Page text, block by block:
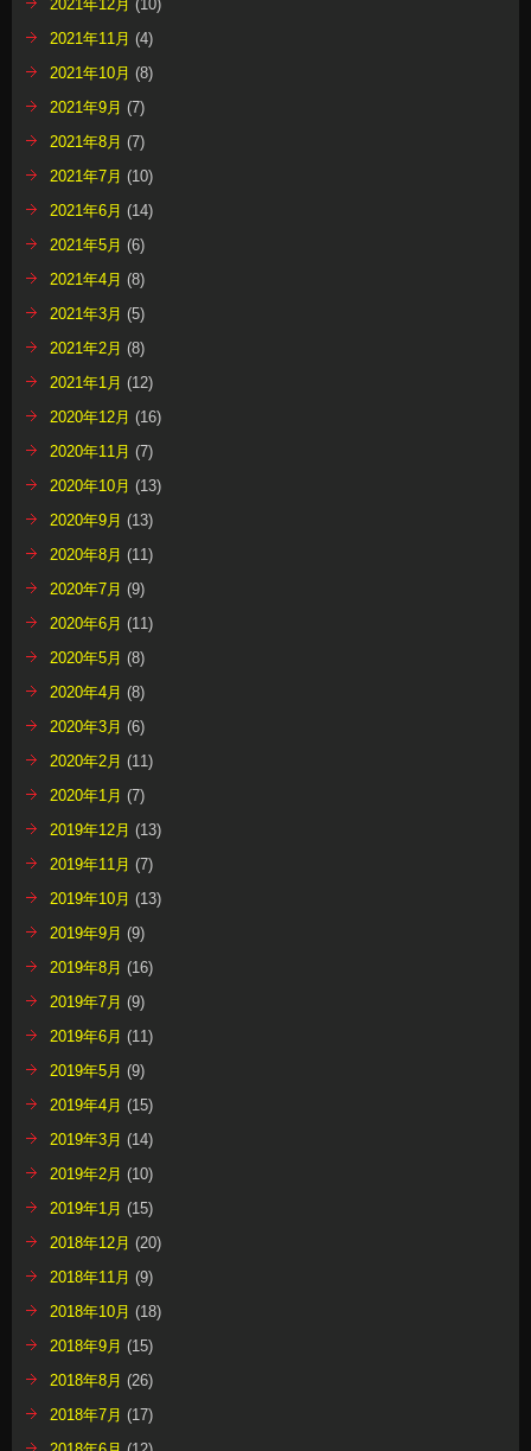
2021年12月 (10)
2021年11月 (4)
2021年10月 (8)
2021年9月 (7)
2021年8月 (7)
2021年7月 (10)
2021年6月 (14)
2021年5月 (6)
2021年4月 (8)
2021年3月 (5)
2021年2月 (8)
2021年1月 (12)
2020年12月 (16)
2020年11月 (7)
2020年10月 (13)
2020年9月 (13)
2020年8月 (11)
2020年7月 (9)
2020年6月 (11)
2020年5月 (8)
2020年4月 (8)
2020年3月 (6)
2020年2月 (11)
2020年1月 (7)
2019年12月 (13)
2019年11月 (7)
2019年10月 (13)
2019年9月 (9)
2019年8月 (16)
2019年7月 (9)
2019年6月 (11)
2019年5月 (9)
2019年4月 (15)
2019年3月 (14)
2019年2月 (10)
2019年1月 (15)
2018年12月 (20)
2018年11月 (9)
2018年10月 (18)
2018年9月 (15)
2018年8月 (26)
2018年7月 (17)